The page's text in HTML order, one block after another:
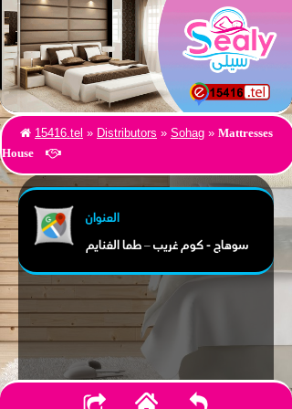
15416.tel » Distributors » Sohag » Mattresses
House
العنوان
سوهاج - كوم غريب – طما الغنايم